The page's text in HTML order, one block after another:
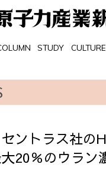
STUDY CULTURE
ントラス社の
20％のウラン